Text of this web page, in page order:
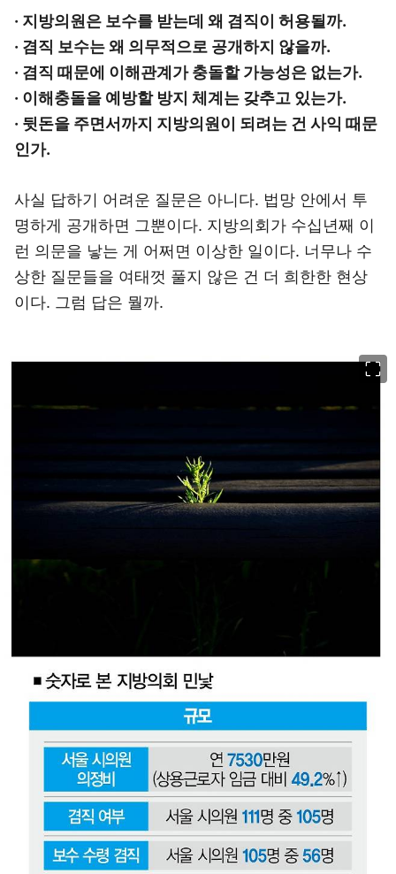
· 지방의원은 보수를 받는데 왜 겸직이 허용될까.
· 겸직 보수는 왜 의무적으로 공개하지 않을까.
· 겸직 때문에 이해관계가 충돌할 가능성은 없는가.
· 이해충돌을 예방할 방지 체계는 갖추고 있는가.
· 뒷돈을 주면서까지 지방의원이 되려는 건 사익 때문
인가.
사실 답하기 어려운 질문은 아니다. 법망 안에서 투
명하게 공개하면 그뿐이다. 지방의회가 수십년째 이
런 의문을 낳는 게 어쩌면 이상한 일이다. 너무나 수
상한 질문들을 여태껏 풀지 않은 건 더 희한한 현상
이다. 그럼 답은 뭘까.